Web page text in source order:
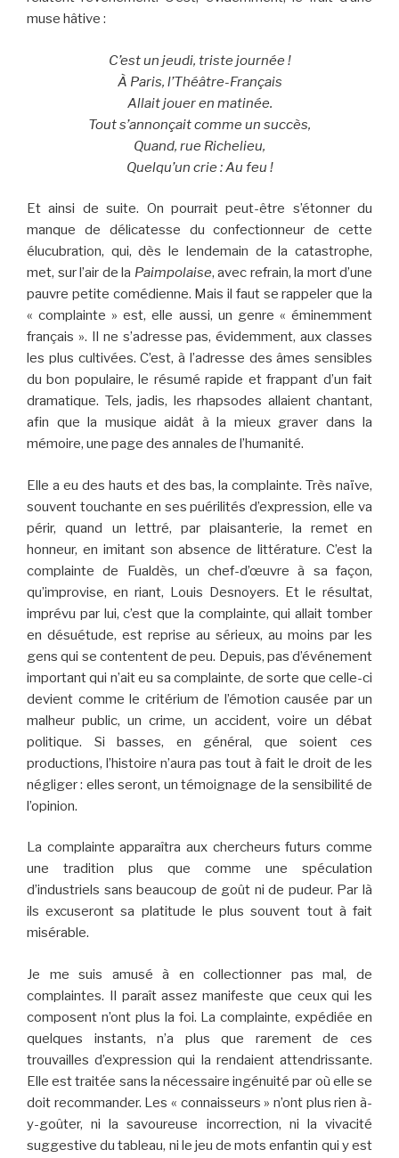
muse hâtive :
C’est un jeudi, triste journée !
À Paris, l’Théâtre-Français
Allait jouer en matinée.
Tout s’annonçait comme un succès,
Quand, rue Richelieu,
Quelqu’un crie : Au feu !
Et ainsi de suite. On pourrait peut-être s’étonner du
manque de délicatesse du confectionneur de cette
élucubration, qui, dès le lendemain de la catastrophe,
met, sur l’air de la Paimpolaise, avec refrain, la mort d’une
pauvre petite comédienne. Mais il faut se rappeler que la
« complainte » est, elle aussi, un genre « éminemment
français ». Il ne s’adresse pas, évidemment, aux classes
les plus cultivées. C’est, à l’adresse des âmes sensibles
du bon populaire, le résumé rapide et frappant d’un fait
dramatique. Tels, jadis, les rhapsodes allaient chantant,
afin que la musique aidât à la mieux graver dans la
mémoire, une page des annales de l’humanité.
Elle a eu des hauts et des bas, la complainte. Très naïve,
souvent touchante en ses puérilités d’expression, elle va
périr, quand un lettré, par plaisanterie, la remet en
honneur, en imitant son absence de littérature. C’est la
complainte de Fualdès, un chef-d’œuvre à sa façon,
qu’improvise, en riant, Louis Desnoyers. Et le résultat,
imprévu par lui, c’est que la complainte, qui allait tomber
en désuétude, est reprise au sérieux, au moins par les
gens qui se contentent de peu. Depuis, pas d’événement
important qui n’ait eu sa complainte, de sorte que celle-ci
devient comme le critérium de l’émotion causée par un
malheur public, un crime, un accident, voire un débat
politique. Si basses, en général, que soient ces
productions, l’histoire n’aura pas tout à fait le droit de les
négliger : elles seront, un témoignage de la sensibilité de
l’opinion.
La complainte apparaîtra aux chercheurs futurs comme
une tradition plus que comme une spéculation
d’industriels sans beaucoup de goût ni de pudeur. Par là
ils excuseront sa platitude le plus souvent tout à fait
misérable.
Je me suis amusé à en collectionner pas mal, de
complaintes. Il paraît assez manifeste que ceux qui les
composent n’ont plus la foi. La complainte, expédiée en
quelques instants, n’a plus que rarement de ces
trouvailles d’expression qui la rendaient attendrissante.
Elle est traitée sans la nécessaire ingénuité par où elle se
doit recommander. Les « connaisseurs » n’ont plus rien à-
y-goûter, ni la savoureuse incorrection, ni la vivacité
suggestive du tableau, ni le jeu de mots enfantin qui y est